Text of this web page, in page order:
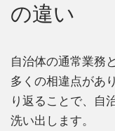
の違い
自治体の通常業務
多くの相違点があ
り返ることで、自
洗い出します。